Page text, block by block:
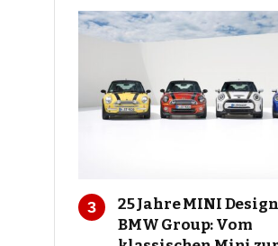
25 Jahre MINI
BMW Group: Vom